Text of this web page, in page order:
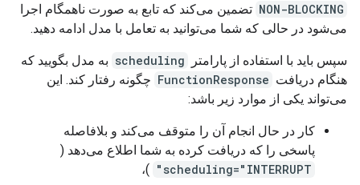
NON-BLOCKING تضمین می‌کند که تابع به صورت ناهمگام اجرا
می‌شود در حالی که شما می‌توانید به تعامل با مدل ادامه دهید.
سپس باید با استفاده از پارامتر scheduling به مدل بگویید که
هنگام دریافت FunctionResponse چگونه رفتار کند. این
می‌تواند یکی از موارد زیر باشد:
کار در حال انجام آن را متوقف می‌کند و بلافاصله
پاسخی را که دریافت کرده به شما اطلاع می‌دهد (
scheduling="INTERRUPT"
)،